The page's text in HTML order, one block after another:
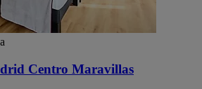
Centro Maravillas